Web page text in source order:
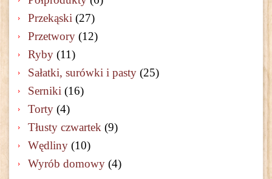
Przekąski (27)
Przetwory (12)
Ryby (11)
Sałatki, surówki i pasty (25)
Serniki (16)
Torty (4)
Tłusty czwartek (9)
Wędliny (10)
Wyrób domowy (4)